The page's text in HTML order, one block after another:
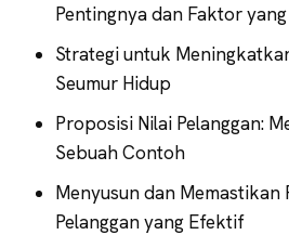
Pentingnya dan Faktor
Strategi untuk
Seumur Hidup
Proposisi Nilai Pelanggan:
Sebuah Contoh
Menyusun dan Memastikan
Pelanggan yang Efektif